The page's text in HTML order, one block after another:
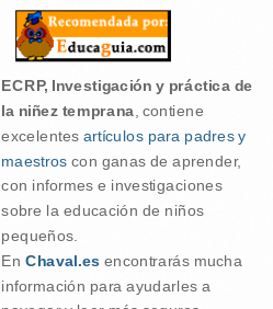
ECRP, Investigación y práctica de
la niñez temprana, contiene
excelentes artículos para padres y
maestros con ganas de aprender,
con informes e investigaciones
sobre la educación de niños
pequeños.
En Chaval.es encontrarás mucha
información para ayudarles a